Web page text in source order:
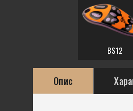
BS12
Опис